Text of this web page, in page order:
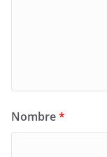
Nombre*